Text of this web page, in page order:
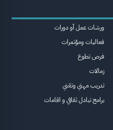
ورشات عمل أو دورات
فعاليات ومؤتمرات
فرص تطوع
زمالات
تدريب مهني وتقني
برامج تبادل ثقافي و اقامات